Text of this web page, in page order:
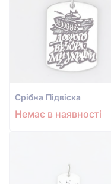
Срiбна Підвіска
Немає в наявності